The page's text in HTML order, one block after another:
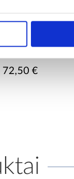
Glamour
72,50 €